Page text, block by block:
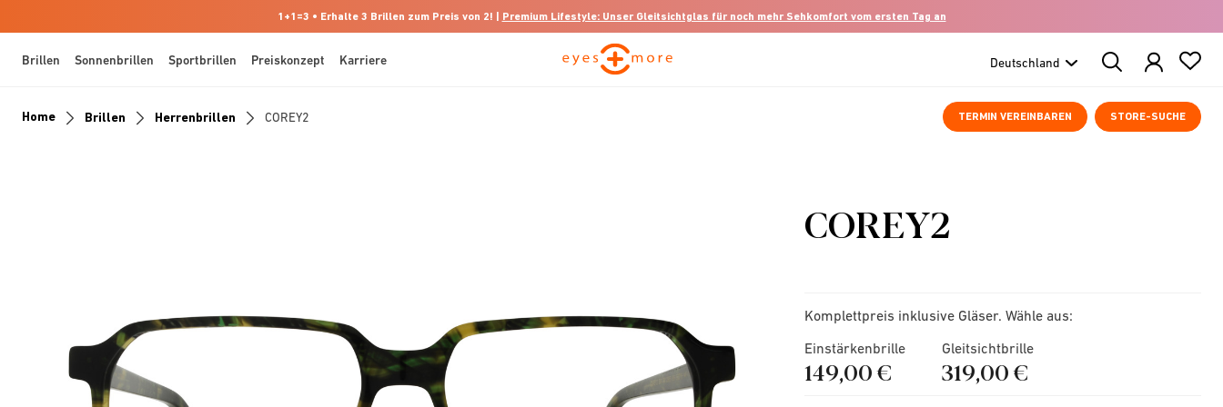
1+1=3 • Erhalte 3 Brillen zum Preis von 2! | Premium Lifestyle: Unser Gleitsichtglas für noch mehr Sehkomfort vom ersten Tag an
Brillen Sonnenbrillen Sportbrillen Preiskonzept Karriere
Search
Products
TERMIN VEREINBAREN STORE-SUCHE
Home Brillen Herrenbrillen COREY2
COREY2
Komplettpreis inklusive Gläser. Wähle aus:
Einstärkenbrille
149,00 €
Gleitsichtbrille
319,00 €